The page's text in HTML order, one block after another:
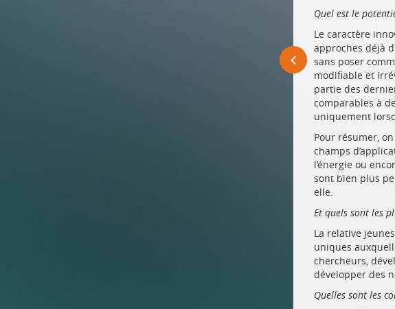
Quel est le
Le caractère
approches déjà
sans poser
modifiable et
partie des
comparables à
uniquement
Pour résumer,
champs
l’énergie ou
sont bien plus
elle.
Et quels sont les
La relative
uniques
chercheurs,
développer des
Quelles sont les